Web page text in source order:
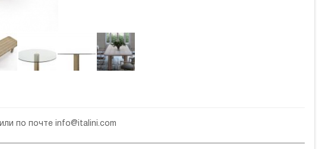
или по почте info@italini.com